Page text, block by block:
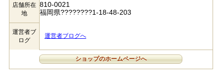
店舗所在
地
810-0021
福岡県????????1-18-48-203
運営者ブ
ログ
運営者ブログへ
ショップのホームページへ